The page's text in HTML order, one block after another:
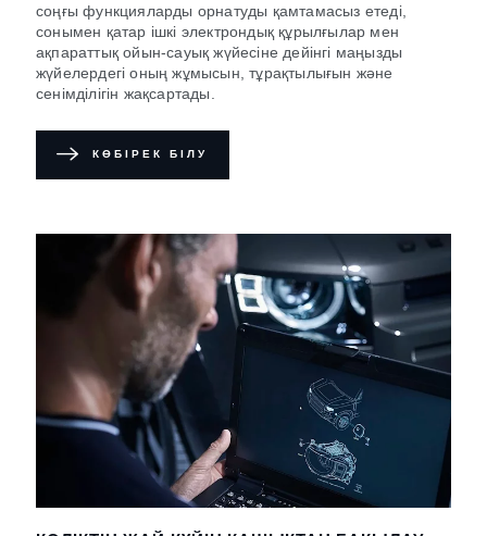
соңғы функцияларды орнатуды қамтамасыз етеді,
сонымен қатар ішкі электрондық құрылғылар мен
ақпараттық ойын-сауық жүйесіне дейінгі маңызды
жүйелердегі оның жұмысын, тұрақтылығын және
сенімділігін жақсартады.
КӨБІРЕК БІЛУ